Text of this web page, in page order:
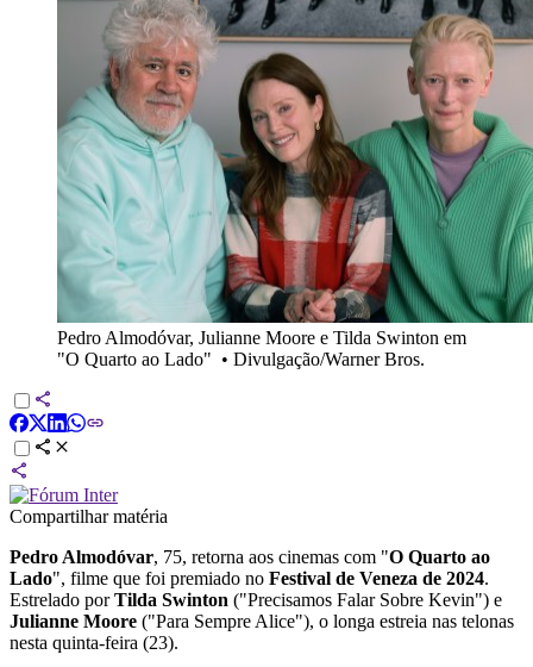
Pedro Almodóvar, Julianne Moore e Tilda Swinton em
"O Quarto ao Lado" • Divulgação/Warner Bros.
Compartilhar matéria
Pedro Almodóvar, 75, retorna aos cinemas com "O Quarto ao
Lado", filme que foi premiado no Festival de Veneza de 2024.
Estrelado porTilda Swinton ("Precisamos Falar Sobre Kevin") e
Julianne Moore ("Para Sempre Alice"), o longa estreia nas telonas
nesta quinta-feira (23).